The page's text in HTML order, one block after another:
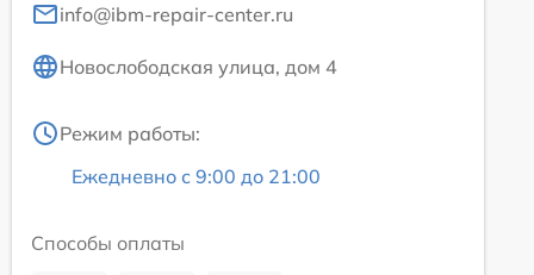
info@ibm-repair-center.ru
Новослободская улица, дом 4
Режим работы:
Ежедневно с 9:00 до 21:00
Способы оплаты